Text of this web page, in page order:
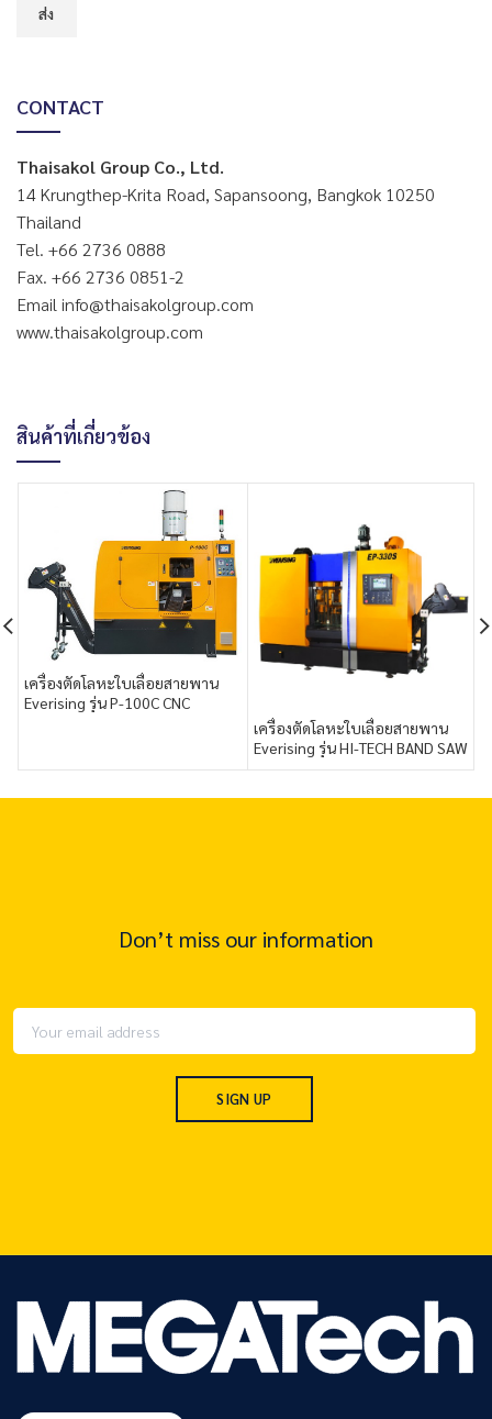
CONTACT
Thaisakol Group Co., Ltd.
14 Krungthep-Krita Road, Sapansoong, Bangkok 10250
Thailand
Tel. +66 2736 0888
Fax. +66 2736 0851-2
Email info@thaisakolgroup.com
www.thaisakolgroup.com
สินค้าที่เกี่ยวข้อง
เครื่องตัดโลหะใบเลื่อยสายพาน
Everising รุ่น P-100C CNC
เครื่องตัดโลหะใบเลื่อยสายพาน
Everising รุ่น HI-TECH BAND SAW
MACHINES WITH I-TECH FOR
Don’t miss our information